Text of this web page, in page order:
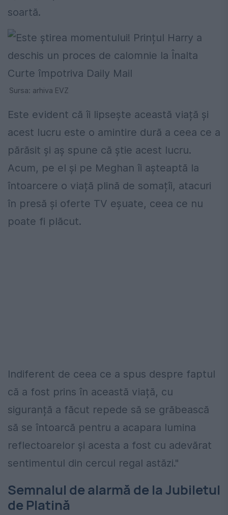
soartă.
Sursa: arhiva EVZ
Este evident că îi lipsește această viață și
acest lucru este o amintire dură a ceea ce a
părăsit și aș spune că știe acest lucru.
Acum, pe el și pe Meghan îi așteaptă la
întoarcere o viață plină de somațîi, atacuri
în presă și oferte TV eșuate, ceea ce nu
poate fi plăcut.
Indiferent de ceea ce a spus despre faptul
că a fost prins în această viață, cu
siguranță a făcut repede să se grăbească
să se întoarcă pentru a acapara lumina
reflectoarelor și acesta a fost cu adevărat
sentimentul din cercul regal astăzi."
Semnalul de alarmă de la Jubiletul
de Platină